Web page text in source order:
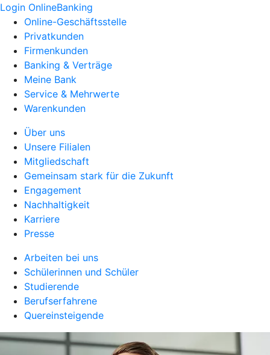
Login OnlineBanking
Online-Geschäftsstelle
Privatkunden
Firmenkunden
Banking & Verträge
Meine Bank
Service & Mehrwerte
Warenkunden
Über uns
Unsere Filialen
Mitgliedschaft
Gemeinsam stark für die Zukunft
Engagement
Nachhaltigkeit
Karriere
Presse
Arbeiten bei uns
Schülerinnen und Schüler
Studierende
Berufserfahrene
Quereinsteigende